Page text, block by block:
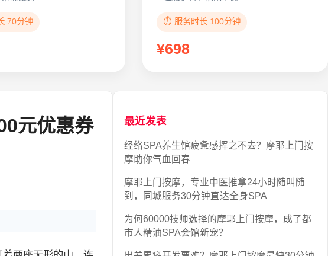
70分钟 ⏱️ 服务时长 100分钟
¥698
元优惠券
最近发表
经络SPA养生馆疲惫感挥之不去？摩耶上门按
摩助你气血回春
摩耶上门按摩，专业中医推拿24小时随叫随
到，同城服务30分钟直达全身SPA
为何60000技师选择的摩耶上门按摩，成了都
市人精油SPA会馆新宠？